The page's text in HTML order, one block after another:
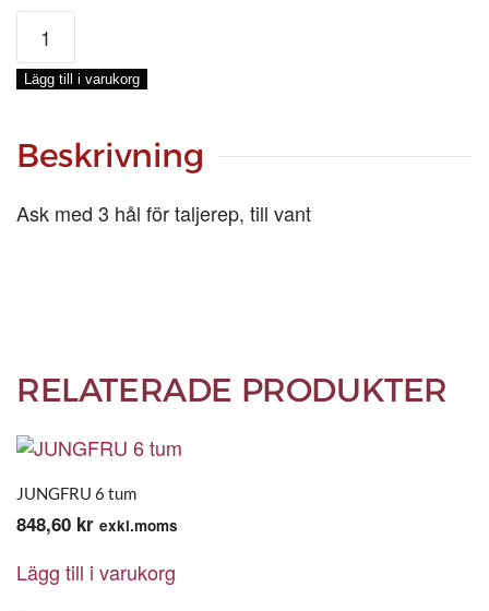
JUNGFRU
tum
mängd
Lägg till i varukorg
Beskrivning
Ask med 3 hål för taljerep, till vant
RELATERADE PRODUKTER
JUNGFRU 6 tum
848,60 kr exkl.moms
Lägg till i varukorg